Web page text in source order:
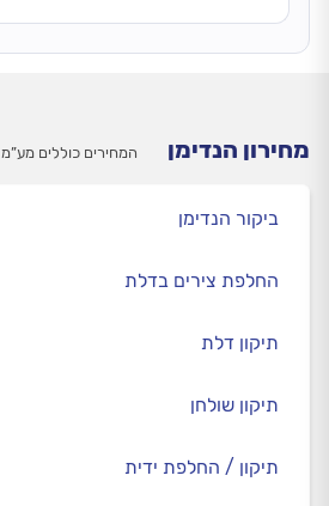
מחירון הנדימן המחירים כוללים מע”מ
ביקור הנדימן
החלפת צירים בדלת
תיקון דלת
תיקון שולחן
תיקון / החלפת ידית